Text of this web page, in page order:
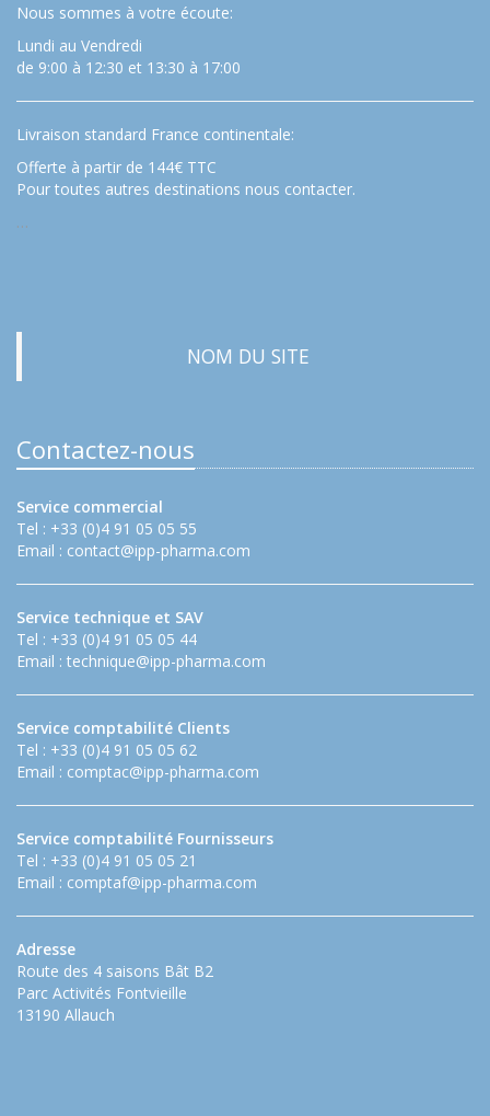
Nous sommes à votre écoute:
Lundi au Vendredi
de 9:00 à 12:30 et 13:30 à 17:00
Livraison standard France continentale:
Offerte à partir de 144€ TTC
Pour toutes autres destinations nous contacter.
…
NOM DU SITE
Contactez-nous
Service commercial
Tel : +33 (0)4 91 05 05 55
Email : contact@ipp-pharma.com
Service technique et SAV
Tel : +33 (0)4 91 05 05 44
Email : technique@ipp-pharma.com
Service comptabilité Clients
Tel : +33 (0)4 91 05 05 62
Email : comptac@ipp-pharma.com
Service comptabilité Fournisseurs
Tel : +33 (0)4 91 05 05 21
Email : comptaf@ipp-pharma.com
Adresse
Route des 4 saisons Bât B2
Parc Activités Fontvieille
13190 Allauch